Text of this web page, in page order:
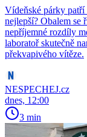
Vídeňské párky patří
nejlepší? Obalem se
nepříjemné rozdíly
laboratoř skutečně
překvapivého vítěze.
NESPECHEJ.cz
dnes, 12:00
3 min